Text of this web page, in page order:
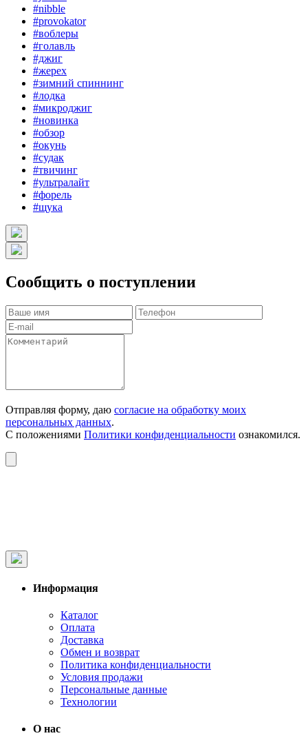
#nibble
#provokator
#воблеры
#голавль
#джиг
#жерех
#зимний спиннинг
#лодка
#микроджиг
#новинка
#обзор
#окунь
#судак
#твичинг
#ультралайт
#форель
#щука
Сообщить о поступлении
Отправляя форму, даю согласие на обработку моих
персональных данных.
С положениями Политики конфиденциальности ознакомился.
Информация
Каталог
Оплата
Доставка
Обмен и возврат
Политика конфиденциальности
Условия продажи
Персональные данные
Технологии
О нас